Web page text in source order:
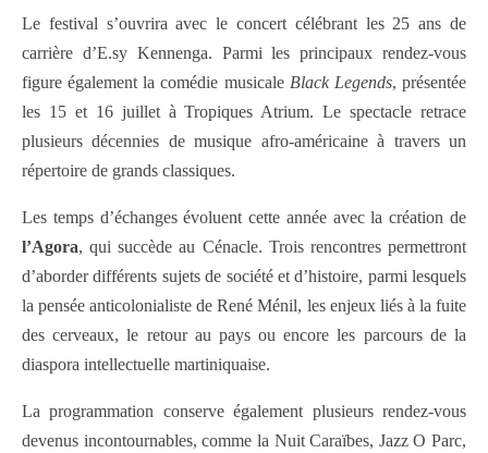
Le festival s’ouvrira avec le concert célébrant les 25 ans de
carrière d’E.sy Kennenga. Parmi les principaux rendez-vous
figure également la comédie musicale Black Legends, présentée
les 15 et 16 juillet à Tropiques Atrium. Le spectacle retrace
plusieurs décennies de musique afro-américaine à travers un
répertoire de grands classiques.
Les temps d’échanges évoluent cette année avec la création de
l’Agora, qui succède au Cénacle. Trois rencontres permettront
d’aborder différents sujets de société et d’histoire, parmi lesquels
la pensée anticolonialiste de René Ménil, les enjeux liés à la fuite
des cerveaux, le retour au pays ou encore les parcours de la
diaspora intellectuelle martiniquaise.
La programmation conserve également plusieurs rendez-vous
devenus incontournables, comme la Nuit Caraïbes, Jazz O Parc,